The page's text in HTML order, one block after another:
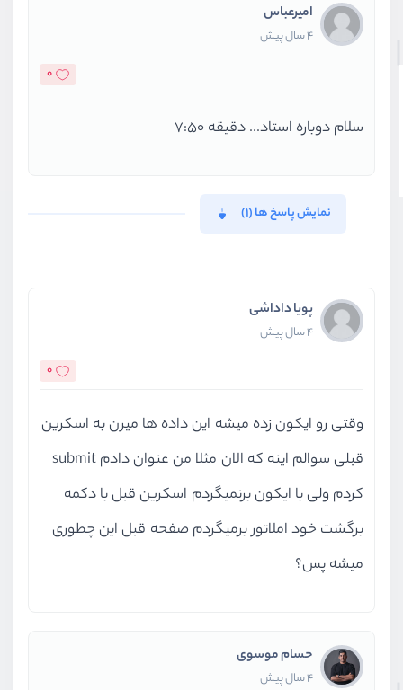
امیرعباس
4 سال پیش
0
سلام دوباره استاد... دقیقه 7:50
نمایش پاسخ ها (1)
پویا داداشی
4 سال پیش
0
وقتی رو ایکون زده میشه این داده ها میرن به اسکرین
قبلی سوالم اینه که الان مثلا من عنوان دادم submit
کردم ولی با ایکون برنمیگردم اسکرین قبل با دکمه
برگشت خود املاتور برمیگردم صفحه قبل این چطوری
میشه پس؟
حسام موسوی
4 سال پیش